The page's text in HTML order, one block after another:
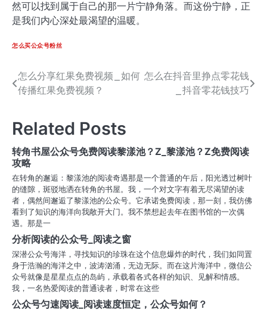
然可以找到属于自己的那一片宁静角落。而这份宁静，正
是我们内心深处最渴望的温暖。
怎么买公众号粉丝
文
章
导
航
怎么分享红果免费视频_如何
传播红果免费视频？
怎么在抖音里挣点零花钱
_抖音零花钱技巧
Related Posts
转角书屋公众号免费阅读黎漾池？Z_黎漾池？Z免费阅读
攻略
在转角的邂逅：黎漾池的阅读奇遇那是一个普通的午后，阳光透过树叶
的缝隙，斑驳地洒在转角的书屋。我，一个对文字有着无尽渴望的读
者，偶然间邂逅了黎漾池的公众号。它承诺免费阅读，那一刻，我仿佛
看到了知识的海洋向我敞开大门。我不禁想起去年在图书馆的一次偶
遇。那是一
分析阅读的公众号_阅读之窗
深潜公众号海洋，寻找知识的珍珠在这个信息爆炸的时代，我们如同置
身于浩瀚的海洋之中，波涛汹涌，无边无际。而在这片海洋中，微信公
众号就像是星星点点的岛屿，承载着各式各样的知识、见解和情感。
我，一名热爱阅读的普通读者，时常在这些
公众号匀速阅读_阅读速度恒定，公众号如何？